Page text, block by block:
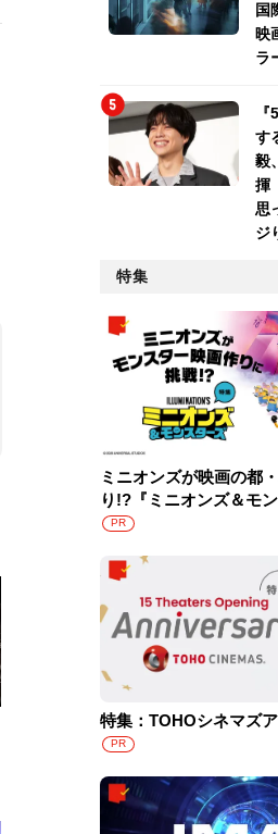
国
映
ラ
す
毅
揮
思
ジ
特集
ミニオンズが映画の都
り!?『ミニオンズ＆モ
PR
特集：TOHOシネマズ
PR